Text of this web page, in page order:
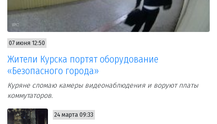
07 июня 12:50
Жители Курска портят оборудование
«Безопасного города»
Куряне сломаю камеры видеонаблюдения и воруют платы
коммутаторов.
24 марта 09:33